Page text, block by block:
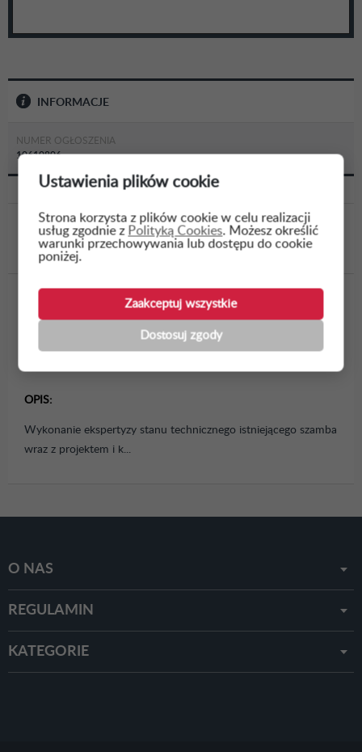
Ustawienia plików cookie
Strona korzysta z plików cookie w celu realizacji
usług zgodnie z Polityką Cookies. Możesz określić
warunki przechowywania lub dostępu do cookie
poniżej.
Zaakceptuj wszystkie
Dostosuj zgody
INFORMACJE
NUMER OGŁOSZENIA
10610806
WSTECZ
Wykonanie ekspertyzy stanu technicznego
istniejącego szamba wraz z projektem i
kosztorysem inwestorskim rozwiązania
OPIS:
Wykonanie ekspertyzy stanu technicznego istniejącego szamba
wraz z projektem i k...
O NAS
REGULAMIN
KATEGORIE